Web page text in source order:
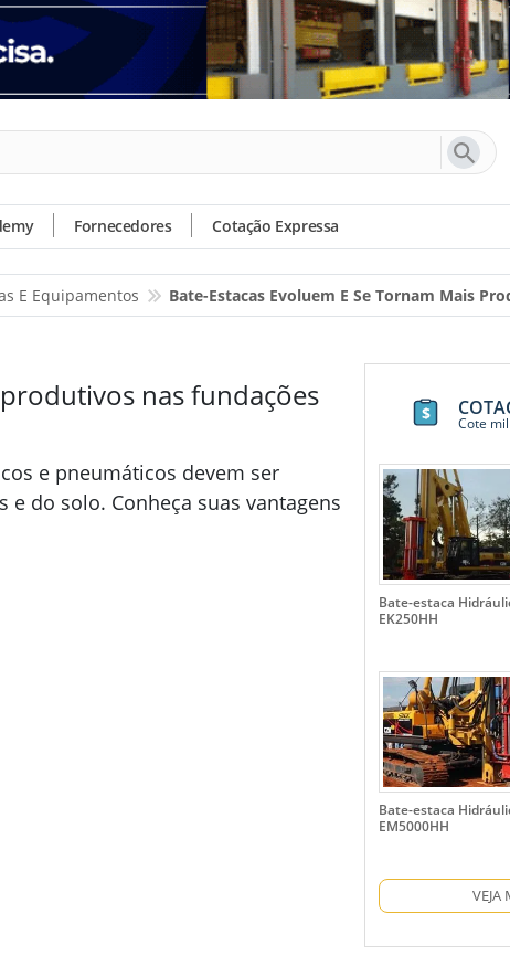
Fornecedores Cotação Expressa
E Equipamentos Bate-Estacas Evoluem E Se Tornam Mais
nas fundações
e pneumáticos devem ser
do solo. Conheça suas vantagens
Cote
Bate-estaca
EK250HH
Bate-estaca
EM5000HH
VEJA